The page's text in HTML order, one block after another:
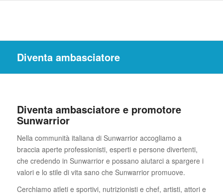
Diventa ambasciatore
Diventa ambasciatore e promotore
Sunwarrior
Nella communità italiana di Sunwarrior accogliamo a
braccia aperte professionisti, esperti e persone divertenti,
che credendo in Sunwarrior e possano aiutarci a spargere i
valori e lo stile di vita sano che Sunwarrior promuove.
Cerchiamo atleti e sportivi, nutrizionisti e chef, artisti, attori e